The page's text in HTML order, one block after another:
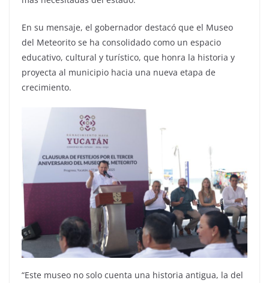
En su mensaje, el gobernador destacó que el Museo
del Meteorito se ha consolidado como un espacio
educativo, cultural y turístico, que honra la historia y
proyecta al municipio hacia una nueva etapa de
crecimiento.
“Este museo no solo cuenta una historia antigua, la del